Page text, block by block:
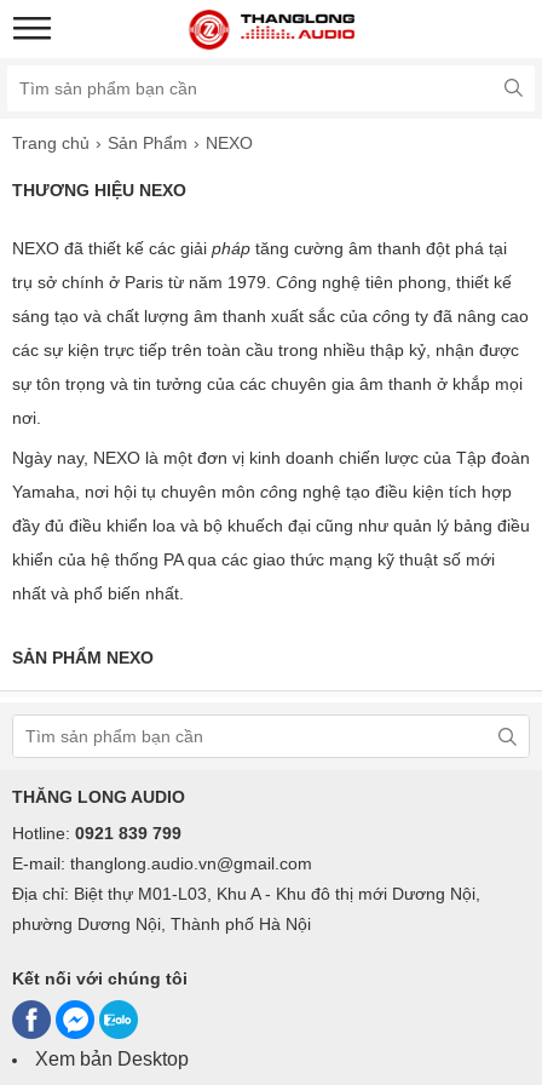
Trang chủ Sản Phẩm NEXO
THƯƠNG HIỆU NEXO
NEXO đã thiết kế các giải pháp tăng cường âm thanh đột phá tại
trụ sở chính ở Paris từ năm 1979. Công nghệ tiên phong, thiết kế
sáng tạo và chất lượng âm thanh xuất sắc của công ty đã nâng cao
các sự kiện trực tiếp trên toàn cầu trong nhiều thập kỷ, nhận được
sự tôn trọng và tin tưởng của các chuyên gia âm thanh ở khắp mọi
nơi.
Ngày nay, NEXO là một đơn vị kinh doanh chiến lược của Tập đoàn
Yamaha, nơi hội tụ chuyên môn công nghệ tạo điều kiện tích hợp
đầy đủ điều khiển loa và bộ khuếch đại cũng như quản lý bảng điều
khiển của hệ thống PA qua các giao thức mạng kỹ thuật số mới
nhất và phổ biến nhất.
SẢN PHẨM NEXO
THĂNG LONG AUDIO
Hotline: 0921 839 799
E-mail: thanglong.audio.vn@gmail.com
Địa chỉ: Biệt thự M01-L03, Khu A - Khu đô thị mới Dương Nội,
phường Dương Nội, Thành phố Hà Nội
Kết nối với chúng tôi
Xem bản Desktop